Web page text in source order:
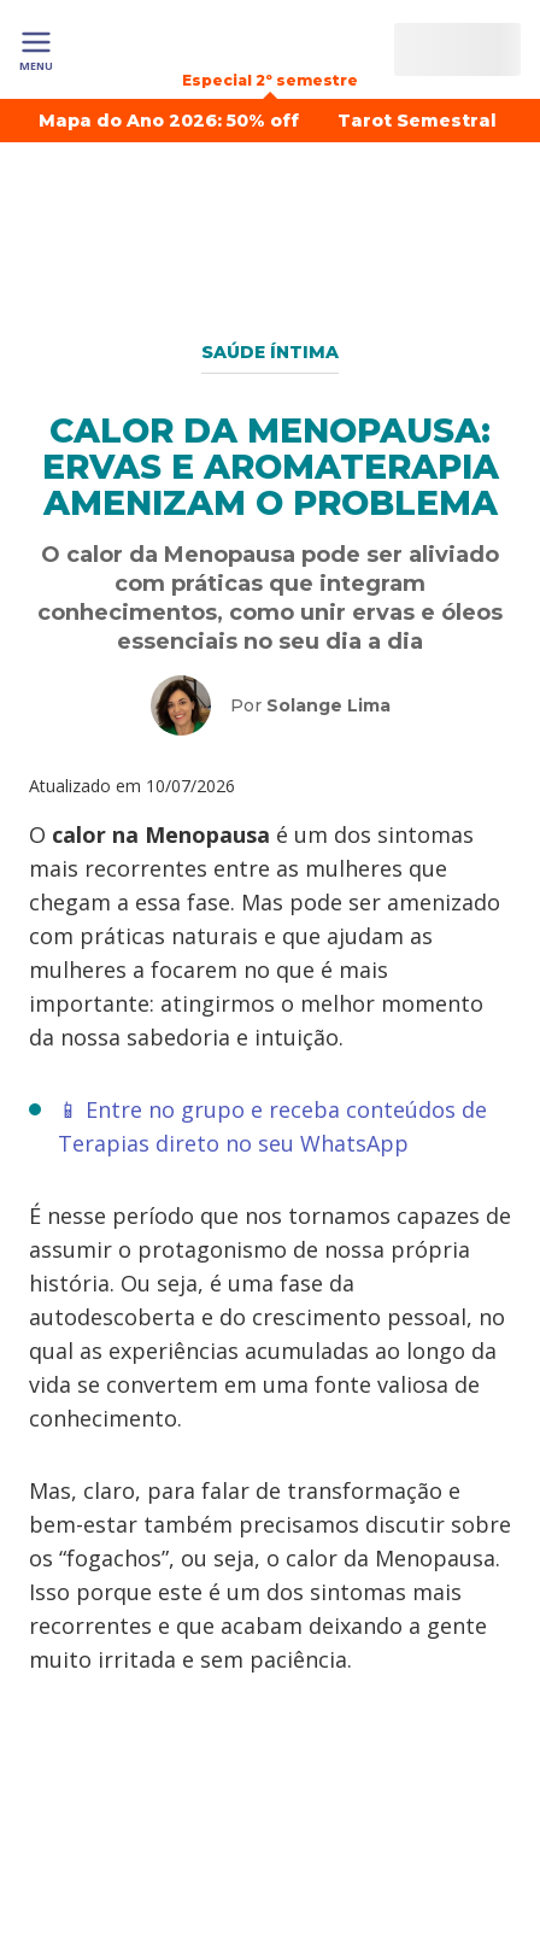
MENU
Especial 2º semestre
Mapa do Ano 2026: 50% off Tarot Semestral
SAÚDE ÍNTIMA
CALOR DA MENOPAUSA:
ERVAS E AROMATERAPIA
AMENIZAM O PROBLEMA
O calor da Menopausa pode ser aliviado
com práticas que integram
conhecimentos, como unir ervas e óleos
essenciais no seu dia a dia
Por Solange Lima
Atualizado em 10/07/2026
O calor na Menopausa é um dos sintomas
mais recorrentes entre as mulheres que
chegam a essa fase. Mas pode ser amenizado
com práticas naturais e que ajudam as
mulheres a focarem no que é mais
importante: atingirmos o melhor momento
da nossa sabedoria e intuição.
📱 Entre no grupo e receba conteúdos de
Terapias direto no seu WhatsApp
É nesse período que nos tornamos capazes de
assumir o protagonismo de nossa própria
história. Ou seja, é uma fase da
autodescoberta e do crescimento pessoal, no
qual as experiências acumuladas ao longo da
vida se convertem em uma fonte valiosa de
conhecimento.
Mas, claro, para falar de transformação e
bem-estar também precisamos discutir sobre
os “fogachos”, ou seja, o calor da Menopausa.
Isso porque este é um dos sintomas mais
recorrentes e que acabam deixando a gente
muito irritada e sem paciência.